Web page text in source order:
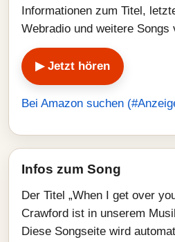
Informationen zum Titel,
Webradio und weitere Songs
▶ Jetzt hören
Bei Amazon suchen
Infos zum Song
Der Titel „When I get over
Crawford ist in unserem
Diese Songseite wird